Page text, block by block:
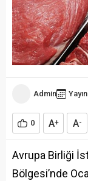
Admin
0 A+ A-
Avrupa Birliği
Bölgesi’nde